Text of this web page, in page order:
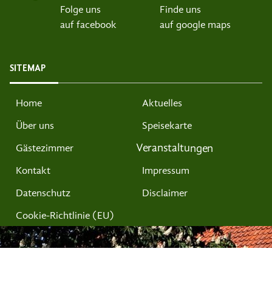
Folge uns
auf facebook
Finde uns
auf google maps
SITEMAP
Home
Aktuelles
Über uns
Speisekarte
Gästezimmer
Veranstaltungen
Kontakt
Impressum
Datenschutz
Disclaimer
Cookie-Richtlinie (EU)